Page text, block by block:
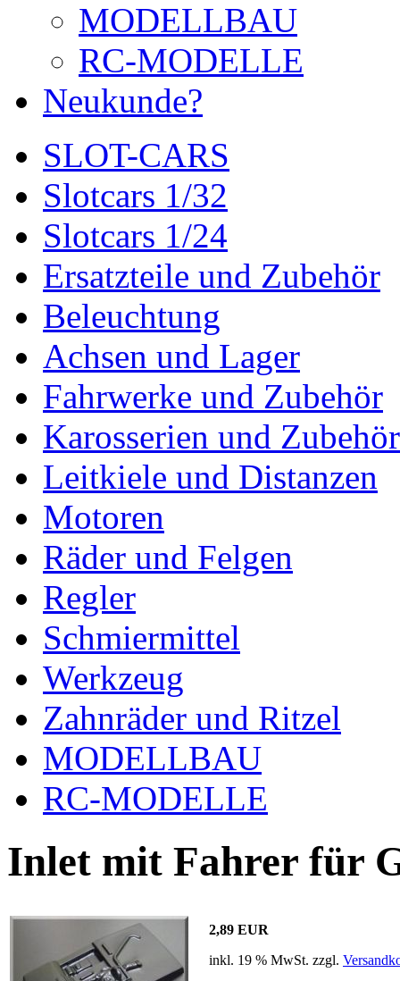
MODELLBAU
RC-MODELLE
Neukunde?
SLOT-CARS
Slotcars 1/32
Slotcars 1/24
Ersatzteile und Zubehör
Beleuchtung
Achsen und Lager
Fahrwerke und Zubehör
Karosserien und Zubehör
Leitkiele und Distanzen
Motoren
Räder und Felgen
Regler
Schmiermittel
Werkzeug
Zahnräder und Ritzel
MODELLBAU
RC-MODELLE
Inlet mit Fahrer für
2,89 EUR
inkl. 19 % MwSt. zzgl.